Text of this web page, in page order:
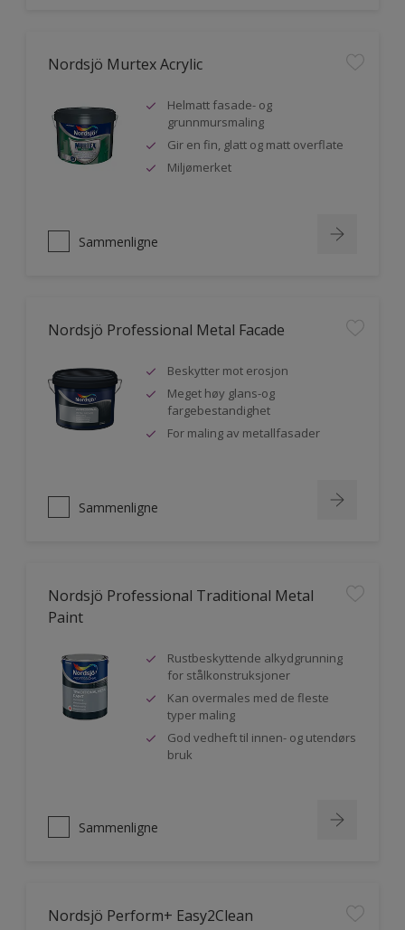
Nordsjö Murtex Acrylic
Helmatt fasade- og
grunnmursmaling
Gir en fin, glatt og matt overflate
Miljømerket
Sammenligne
Nordsjö Professional Metal Facade
Beskytter mot erosjon
Meget høy glans-og
fargebestandighet
For maling av metallfasader
Sammenligne
Nordsjö Professional Traditional Metal
Paint
Rustbeskyttende alkydgrunning
for stålkonstruksjoner
Kan overmales med de fleste
typer maling
God vedheft til innen- og utendørs
bruk
Sammenligne
Nordsjö Perform+ Easy2Clean